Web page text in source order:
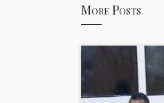
More Posts